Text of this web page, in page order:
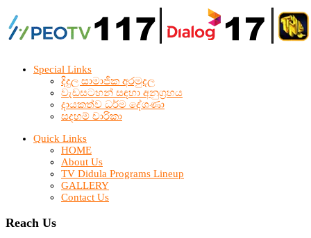
Special Links
දිදුල සාමාජික අරමුදල
වැඩසටහන් සඳහා අනුග්‍රහය
දායකත්ව ධර්ම දේශණා
සදහම් චාරිකා
Quick Links
HOME
About Us
TV Didula Programs Lineup
GALLERY
Contact Us
Reach Us